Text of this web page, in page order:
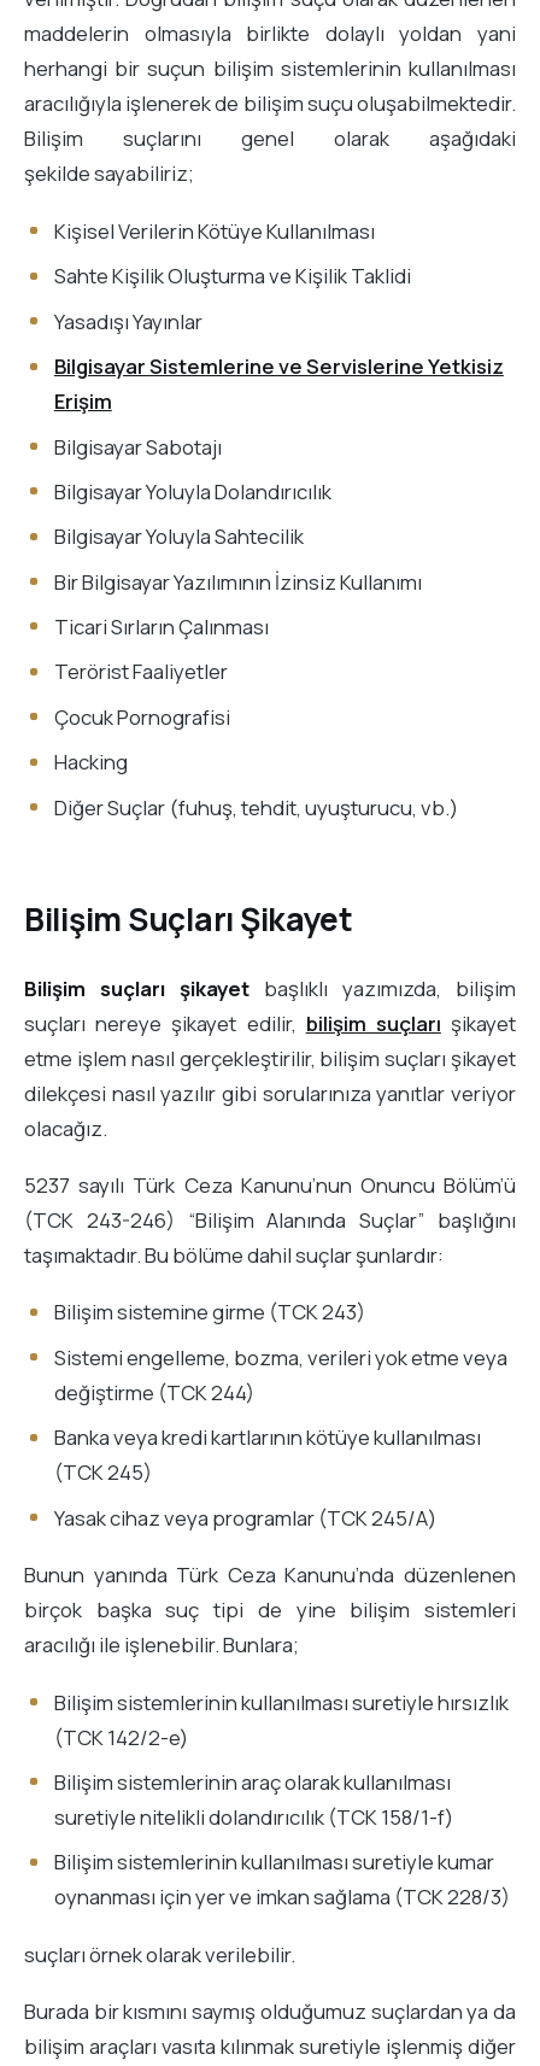
maddelerin olmasıyla birlikte dolaylı yoldan yani
herhangi bir suçun bilişim sistemlerinin kullanılması
aracılığıyla işlenerek de bilişim suçu oluşabilmektedir.
Bilişim suçlarını genel olarak aşağıdaki
şekilde sayabiliriz;
Kişisel Verilerin Kötüye Kullanılması
Sahte Kişilik Oluşturma ve Kişilik Taklidi
Yasadışı Yayınlar
Bilgisayar Sistemlerine ve Servislerine Yetkisiz
Erişim
Bilgisayar Sabotajı
Bilgisayar Yoluyla Dolandırıcılık
Bilgisayar Yoluyla Sahtecilik
Bir Bilgisayar Yazılımının İzinsiz Kullanımı
Ticari Sırların Çalınması
Terörist Faaliyetler
Çocuk Pornografisi
Hacking
Diğer Suçlar (fuhuş, tehdit, uyuşturucu, vb.)
Bilişim Suçları Şikayet
Bilişim suçları şikayet başlıklı yazımızda, bilişim
suçları nereye şikayet edilir, bilişim suçları şikayet
etme işlem nasıl gerçekleştirilir, bilişim suçları şikayet
dilekçesi nasıl yazılır gibi sorularınıza yanıtlar veriyor
olacağız.
5237 sayılı Türk Ceza Kanunu’nun Onuncu Bölüm’ü
(TCK 243-246) “Bilişim Alanında Suçlar” başlığını
taşımaktadır. Bu bölüme dahil suçlar şunlardır:
Bilişim sistemine girme (TCK 243)
Sistemi engelleme, bozma, verileri yok etme veya
değiştirme (TCK 244)
Banka veya kredi kartlarının kötüye kullanılması
(TCK 245)
Yasak cihaz veya programlar (TCK 245/A)
Bunun yanında Türk Ceza Kanunu’nda düzenlenen
birçok başka suç tipi de yine bilişim sistemleri
aracılığı ile işlenebilir. Bunlara;
Bilişim sistemlerinin kullanılması suretiyle hırsızlık
(TCK 142/2-e)
Bilişim sistemlerinin araç olarak kullanılması
suretiyle nitelikli dolandırıcılık (TCK 158/1-f)
Bilişim sistemlerinin kullanılması suretiyle kumar
oynanması için yer ve imkan sağlama (TCK 228/3)
suçları örnek olarak verilebilir.
Burada bir kısmını saymış olduğumuz suçlardan ya da
bilişim araçları vasıta kılınmak suretiyle işlenmiş diğer